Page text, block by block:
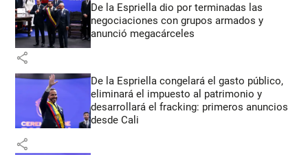
De la Espriella dio por terminadas las
negociaciones con grupos armados y
anunció megacárceles
share
De la Espriella congelará el gasto público,
eliminará el impuesto al patrimonio y
desarrollará el fracking: primeros anuncios
desde Cali
share